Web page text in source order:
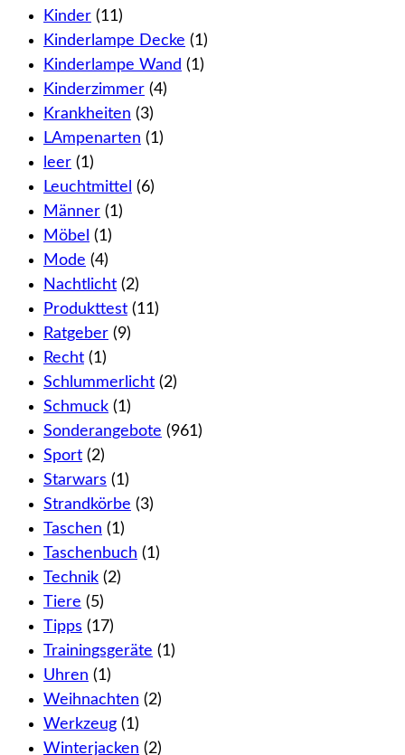
Kinder (11)
Kinderlampe Decke (1)
Kinderlampe Wand (1)
Kinderzimmer (4)
Krankheiten (3)
LAmpenarten (1)
leer (1)
Leuchtmittel (6)
Männer (1)
Möbel (1)
Mode (4)
Nachtlicht (2)
Produkttest (11)
Ratgeber (9)
Recht (1)
Schlummerlicht (2)
Schmuck (1)
Sonderangebote (961)
Sport (2)
Starwars (1)
Strandkörbe (3)
Taschen (1)
Taschenbuch (1)
Technik (2)
Tiere (5)
Tipps (17)
Trainingsgeräte (1)
Uhren (1)
Weihnachten (2)
Werkzeug (1)
Winterjacken (2)